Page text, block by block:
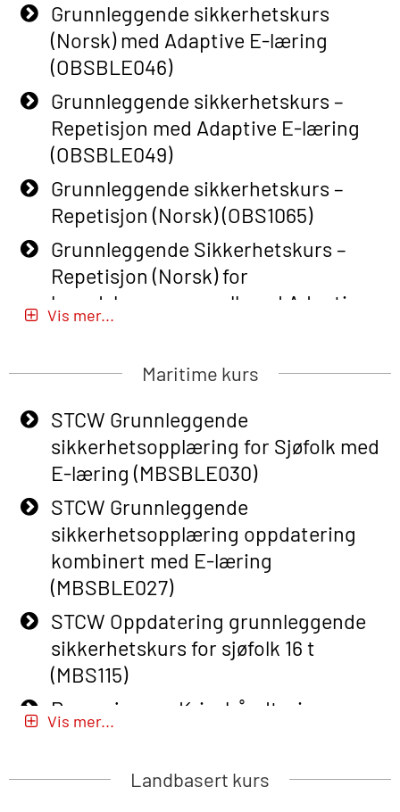
Grunnleggende sikkerhetskurs
(Norsk) med Adaptive E-læring
(OBSBLE046)
Grunnleggende sikkerhetskurs –
Repetisjon med Adaptive E-læring
(OBSBLE049)
Grunnleggende sikkerhetskurs –
Repetisjon (Norsk) (OBS1065)
Grunnleggende Sikkerhetskurs –
Repetisjon (Norsk) for
beredskapspersonell med Adaptive
E-læring (OBSBLE051)
Basic Safety Training (English) – with
Basic Safety Training – Refresher
Course (English) with E-learning
(OBSBLE048)
Basic Safety Training – Refresher
Course (English) (OBS1063)
Basic Safety Training (English) – with
E-learning (OBSBLE050)
Helikopterevakuering inkl pustelunge
med adaptive e-læring (OSEBLE018)
Helicopter Underwater Escape incl.
Airpocket with E-learning (English)
Additional Basic Safety Training for
Vis mer...
Maritime kurs
STCW Grunnleggende
sikkerhetsopplæring for Sjøfolk med
E-læring (MBSBLE030)
STCW Grunnleggende
sikkerhetsopplæring oppdatering
kombinert med E-læring
(MBSBLE027)
STCW Oppdatering grunnleggende
sikkerhetskurs for sjøfolk 16 t
(MBS115)
Passasjer- og Krisehåndtering
(MBSBLE020)
Passasjer- og Krisehåndtering
Vis mer...
Landbasert kurs